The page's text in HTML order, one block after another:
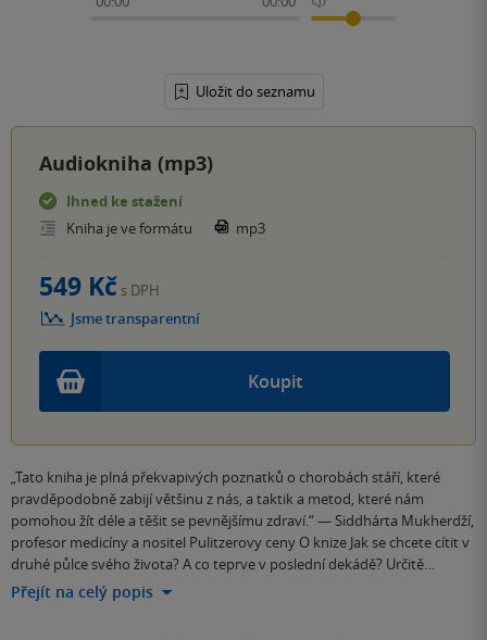
Uložit do seznamu
Audiokniha (mp3)
Ihned ke stažení
Kniha je ve formátu
mp3
Koupit
549 Kč s DPH
Jsme transparentní
„Tato kniha je plná překvapivých poznatků o chorobách stáří, které
pravděpodobně zabijí většinu z nás, a taktik a metod, které nám
pomohou žít déle a těšit se pevnějšímu zdraví.“ — Siddhárta Mukherdží,
profesor medicíny a nositel Pulitzerovy ceny O knize Jak se chcete cítit v
druhé půlce svého života? A co teprve v poslední dekádě? Určitě…
Přejít na celý popis